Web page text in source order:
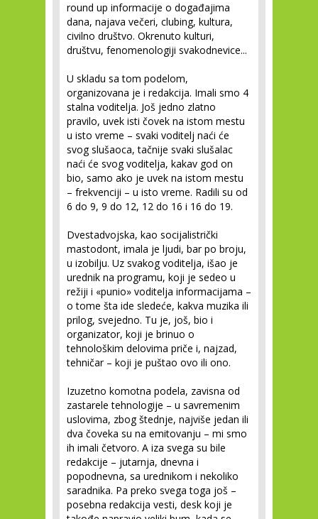
round up informacije o događajima
dana, najava večeri, clubing, kultura,
civilno društvo. Okrenuto kulturi,
društvu, fenomenologiji svakodnevice...
U skladu sa tom podelom,
organizovana je i redakcija. Imali smo 4
stalna voditelja. Još jedno zlatno
pravilo, uvek isti čovek na istom mestu
u isto vreme – svaki voditelj naći će
svog slušaoca, tačnije svaki slušalac
naći će svog voditelja, kakav god on
bio, samo ako je uvek na istom mestu
– frekvenciji – u isto vreme. Radili su od
6 do 9, 9 do 12, 12 do 16 i 16 do 19.
Dvestadvojska, kao socijalistrički
mastodont, imala je ljudi, bar po broju,
u izobilju. Uz svakog voditelja, išao je
urednik na programu, koji je sedeo u
režiji i «punio» voditelja informacijama –
o tome šta ide sledeće, kakva muzika ili
prilog, svejedno. Tu je, još, bio i
organizator, koji je brinuo o
tehnološkim delovima priče i, najzad,
tehničar – koji je puštao ovo ili ono.
Izuzetno komotna podela, zavisna od
zastarele tehnologije – u savremenim
uslovima, zbog štednje, najviše jedan ili
dva čoveka su na emitovanju – mi smo
ih imali četvoro. A iza svega su bile
redakcije – jutarnja, dnevna i
popodnevna, sa urednikom i nekoliko
saradnika. Pa preko svega toga još –
posebna redakcija vesti, desk koji je